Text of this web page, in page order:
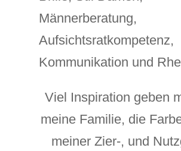
Männerberatung,
Aufsichtsratkompetenz,
Kommunikation und
Viel Inspiration geben
meine Familie, die
meiner Zier-, und